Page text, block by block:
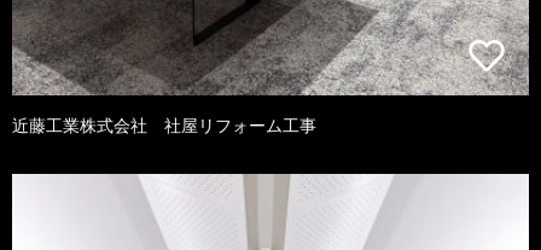
近藤工業株式会社 社屋リフォーム工事